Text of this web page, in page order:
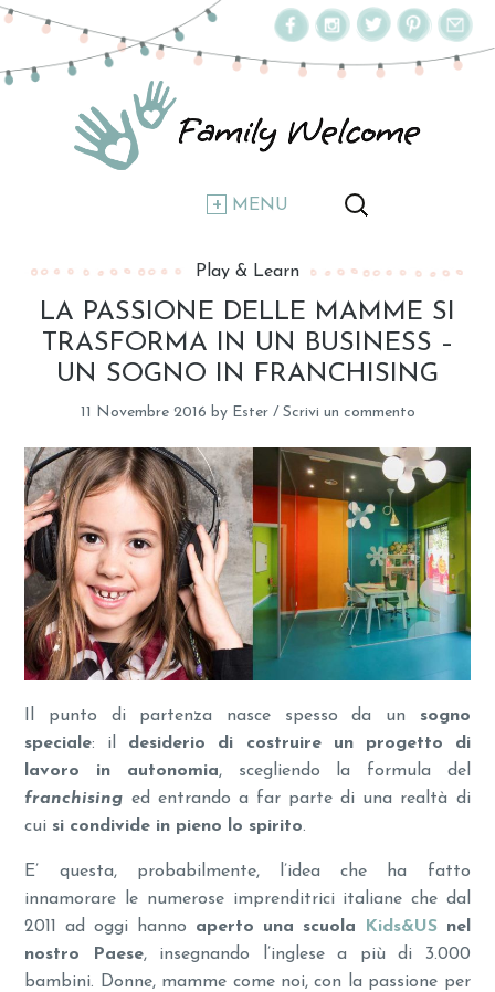
MENU
Play & Learn
LA PASSIONE DELLE MAMME SI
TRASFORMA IN UN BUSINESS –
UN SOGNO IN FRANCHISING
11 Novembre 2016 by Ester/ Scrivi un commento
Il punto di partenza nasce spesso da un sogno
speciale: il desiderio di costruire un progetto di
lavoro in autonomia, scegliendo la formula del
franchising ed entrando a far parte di una realtà di
cui si condivide in pieno lo spirito.
E’ questa, probabilmente, l’idea che ha fatto
innamorare le numerose imprenditrici italiane che dal
2011 ad oggi hanno aperto una scuola Kids&US nel
nostro Paese, insegnando l’inglese a più di 3.000
bambini. Donne, mamme come noi, con la passione per